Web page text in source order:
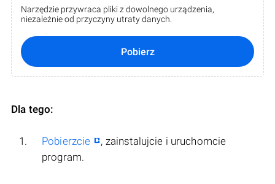
Narzędzie przywraca pliki z dowolnego urządzenia,
niezależnie od przyczyny utraty danych.
Pobierz
Dla tego:
Pobierzcie
, zainstalujcie i uruchomcie
program.